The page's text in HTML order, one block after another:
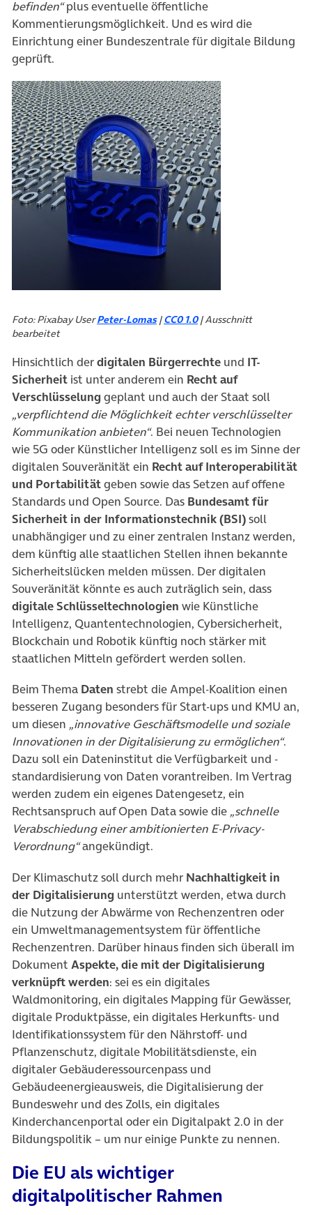
befinden“plus eventuelle öffentliche
Kommentierungsmöglichkeit. Und es wird die
Einrichtung einer Bundeszentrale für digitale Bildung
geprüft.
Foto: Pixabay UserPeter-Lomas|CC0 1.0| Ausschnitt
bearbeitet
Hinsichtlich derdigitalen Bürgerrechte und IT-
Sicherheit ist unter anderem ein Recht auf
Verschlüsselung geplant und auch der Staat soll
„verpflichtend die Möglichkeit echter verschlüsselter
Kommunikation anbieten“. Bei neuen Technologien
wie 5G oder Künstlicher Intelligenz soll es im Sinne der
digitalen Souveränität ein Recht auf Interoperabilität
und Portabilitätgeben sowie das Setzen auf offene
Standards und Open Source. Das Bundesamt für
Sicherheit in der Informationstechnik (BSI)soll
unabhängiger und zu einer zentralen Instanz werden,
dem künftig alle staatlichen Stellen ihnen bekannte
Sicherheitslücken melden müssen. Der digitalen
Souveränität könnte es auch zuträglich sein, dass
digitale Schlüsseltechnologien wie Künstliche
Intelligenz, Quantentechnologien, Cybersicherheit,
Blockchain und Robotik künftig noch stärker mit
staatlichen Mitteln gefördert werden sollen.
Beim Thema Daten strebt die Ampel-Koalition einen
besseren Zugang besonders für Start-ups und KMU an,
um diesen „innovative Geschäftsmodelle und soziale
Innovationen in der Digitalisierung zu ermöglichen“.
Dazu soll ein Dateninstitut die Verfügbarkeit und -
standardisierung von Daten vorantreiben. Im Vertrag
werden zudem ein eigenes Datengesetz, ein
Rechtsanspruch auf Open Data sowie die „schnelle
Verabschiedung einer ambitionierten E-Privacy-
Verordnung“angekündigt.
Der Klimaschutz soll durch mehr Nachhaltigkeit in
der Digitalisierung unterstützt werden, etwa durch
die Nutzung der Abwärme von Rechenzentren oder
ein Umweltmanagementsystem für öffentliche
Rechenzentren. Darüber hinaus finden sich überall im
Dokument Aspekte, die mit der Digitalisierung
verknüpft werden: sei es ein digitales
Waldmonitoring, ein digitales Mapping für Gewässer,
digitale Produktpässe, ein digitales Herkunfts- und
Identifikationssystem für den Nährstoff- und
Pflanzenschutz, digitale Mobilitätsdienste, ein
digitaler Gebäuderessourcenpass und
Gebäudeenergieausweis, die Digitalisierung der
Bundeswehr und des Zolls, ein digitales
Kinderchancenportal oder ein Digitalpakt 2.0 in der
Bildungspolitik – um nur einige Punkte zu nennen.
Die EU als wichtiger
digitalpolitischer Rahmen